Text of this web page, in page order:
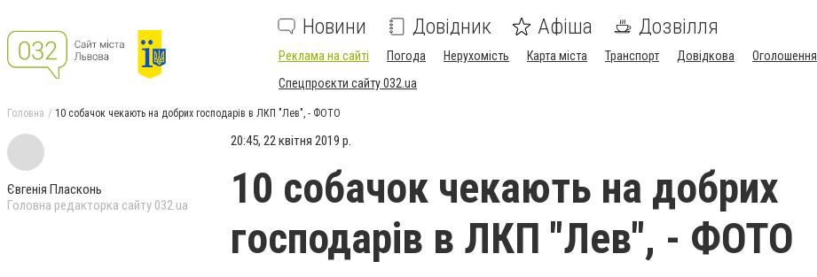
Новини Довідник Афіша Дозвілля
Реклама на сайті Погода Нерухомість Карта міста Транспорт Довідкова
Оголошення
Спецпроєкти сайту 032.ua
Головна 10 собачок чекають на добрих господарів в ЛКП "Лев", - ФОТО
Євгенія Пласконь
Головна редакторка сайту 032.ua
20:45, 22 квітня 2019 р.
10 собачок чекають на добрих
господарів в ЛКП "Лев", - ФОТО